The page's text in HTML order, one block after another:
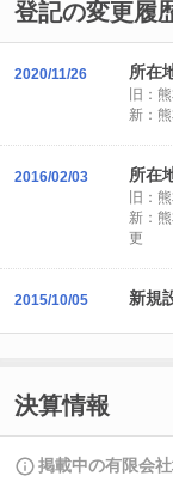
登記の変更履
2020/11/26 所在
旧：
新：
2016/02/03 所在
旧：
新：
更
2015/10/05 新規
決算情報
掲載中の有限会